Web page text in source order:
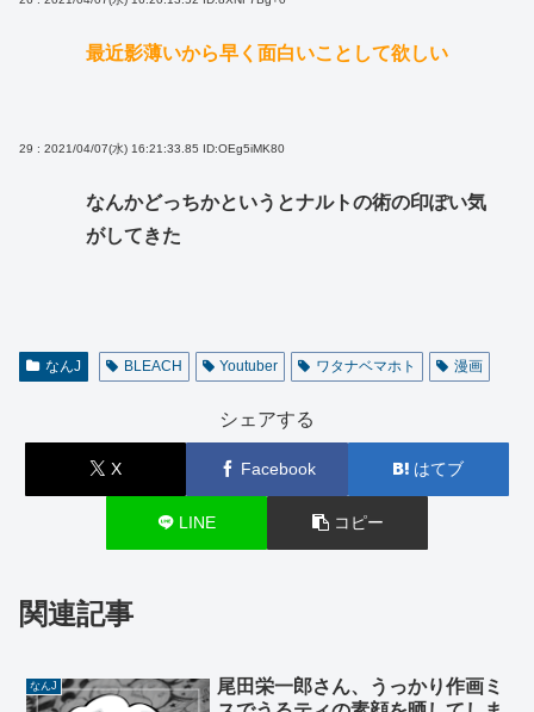
最近影薄いから早く面白いことして欲しい
29 : 2021/04/07(水) 16:21:33.85 ID:OEg5iMK80
なんかどっちかというとナルトの術の印ぽい気
がしてきた
なんJ BLEACH Youtuber ワタナベマホト 漫画
シェアする
X Facebook はてブ
LINE コピー
関連記事
なんJ
尾田栄一郎さん、うっかり作画ミ